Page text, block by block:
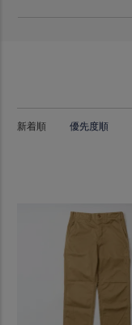
新着順 優先度順